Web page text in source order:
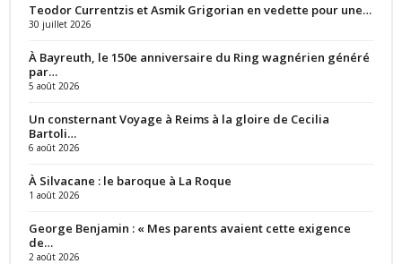
Teodor Currentzis et Asmik Grigorian en vedette pour une…
30 juillet 2026
À Bayreuth, le 150e anniversaire du Ring wagnérien généré
par…
5 août 2026
Un consternant Voyage à Reims à la gloire de Cecilia
Bartoli…
6 août 2026
À Silvacane : le baroque à La Roque
1 août 2026
George Benjamin : « Mes parents avaient cette exigence
de…
2 août 2026